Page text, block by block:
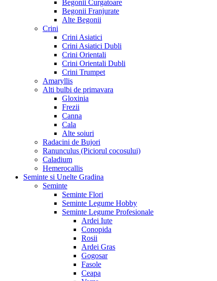
Begonii Curgatoare
Begonii Franjurate
Alte Begonii
Crini
Crini Asiatici
Crini Asiatici Dubli
Crini Orientali
Crini Orientali Dubli
Crini Trumpet
Amaryllis
Alti bulbi de primavara
Gloxinia
Frezii
Canna
Cala
Alte soiuri
Radacini de Bujori
Ranunculus (Piciorul cocosului)
Caladium
Hemerocallis
Seminte si Unelte Gradina
Seminte
Seminte Flori
Seminte Legume Hobby
Seminte Legume Profesionale
Ardei Iute
Conopida
Rosii
Ardei Gras
Gogosar
Fasole
Ceapa